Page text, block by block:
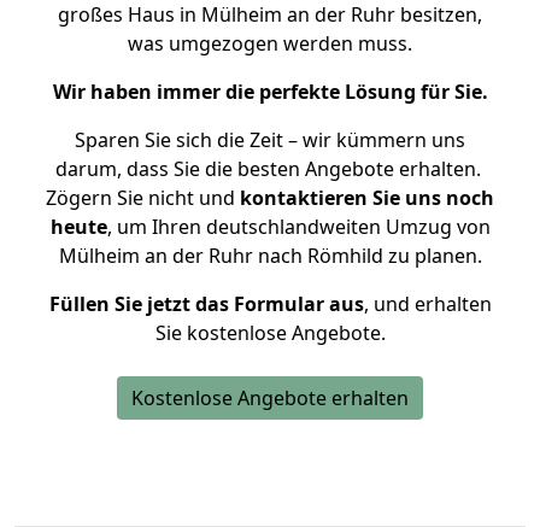
großes Haus in Mülheim an der Ruhr besitzen,
was umgezogen werden muss.
Wir haben immer die perfekte Lösung für Sie.
Sparen Sie sich die Zeit – wir kümmern uns
darum, dass Sie die besten Angebote erhalten.
Zögern Sie nicht und kontaktieren Sie uns noch
heute, um Ihren deutschlandweiten Umzug von
Mülheim an der Ruhr nach Römhild zu planen.
Füllen Sie jetzt das Formular aus, und erhalten
Sie kostenlose Angebote.
Kostenlose Angebote erhalten